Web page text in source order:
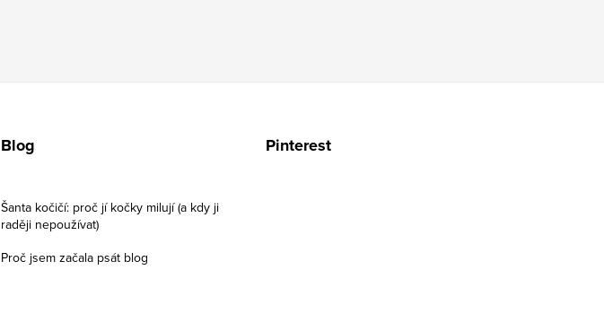
Blog
Šanta kočičí: proč jí kočky milují (a kdy ji
raději nepoužívat)
Proč jsem začala psát blog
Pinterest